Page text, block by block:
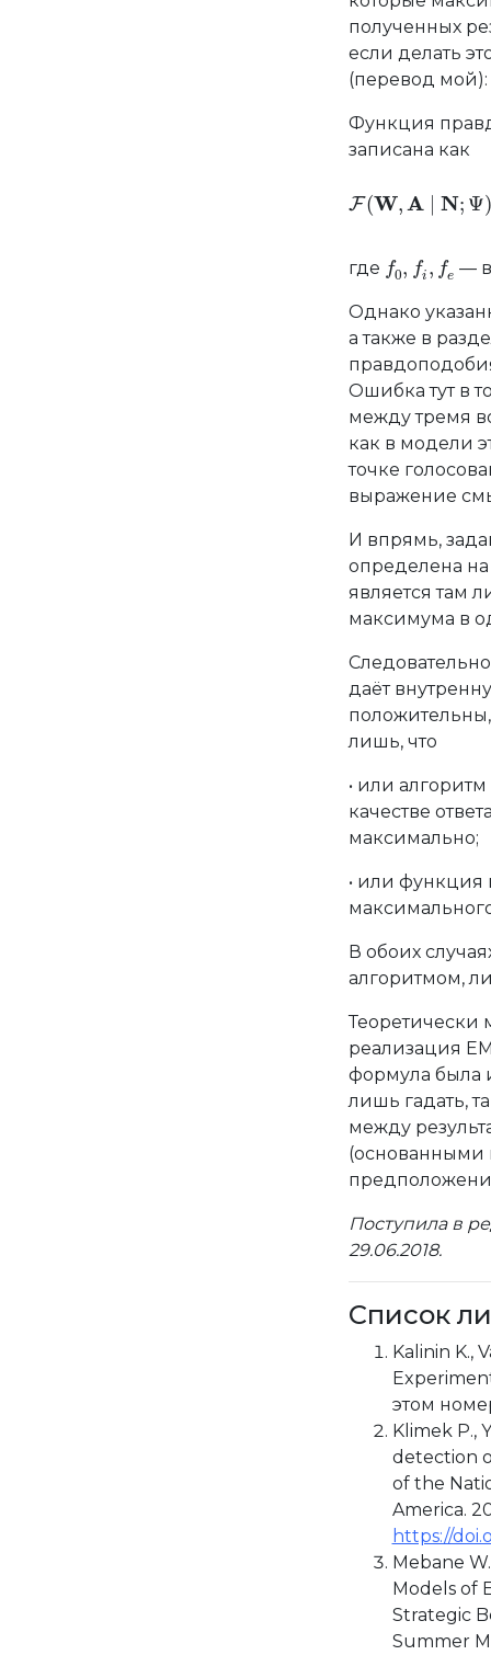
полученных
если делать
(перевод мой):
Функция
записана как
F(W,A ∣ N; Ψ
где f0, fi , fe
0 ,𝑓 —
Однако
а также в
Ошибка тут в
между тремя
как в модели
точке
выражение
И впрямь,
определена
является там
максимума в
даёт
положительны,
лишь, что
• или
качестве
максимально;
• или функция
В обоих
алгоритмом,
Теоретически
реализация
формула была
лишь гадать,
между
(основанными
Поступила в
29.06.2018.
Список
Kalinin K.,
этом
Klimek P.,
detection
of the
America.
https://
Mebane
Models of
Strategic
Summer